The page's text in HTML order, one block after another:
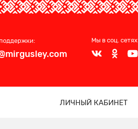
Мы в соц. сетях
ЛИЧНЫЙ КАБИНЕТ